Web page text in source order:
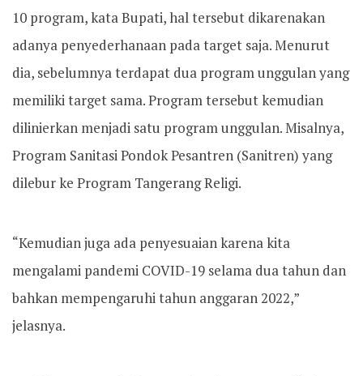
10 program, kata Bupati, hal tersebut dikarenakan
adanya penyederhanaan pada target saja. Menurut
dia, sebelumnya terdapat dua program unggulan yang
memiliki target sama. Program tersebut kemudian
dilinierkan menjadi satu program unggulan. Misalnya,
Program Sanitasi Pondok Pesantren (Sanitren) yang
dilebur ke Program Tangerang Religi.
“Kemudian juga ada penyesuaian karena kita
mengalami pandemi COVID-19 selama dua tahun dan
bahkan mempengaruhi tahun anggaran 2022,”
jelasnya.